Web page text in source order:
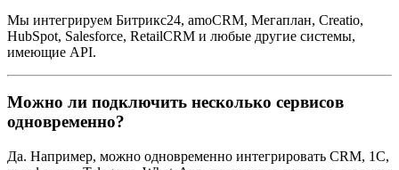
Мы интегрируем Битрикс24, amoCRM, Мегаплан, Creatio,
HubSpot, Salesforce, RetailCRM и любые другие системы,
имеющие API.
Можно ли подключить несколько сервисов
одновременно?
Да. Например, можно одновременно интегрировать CRM, 1С,